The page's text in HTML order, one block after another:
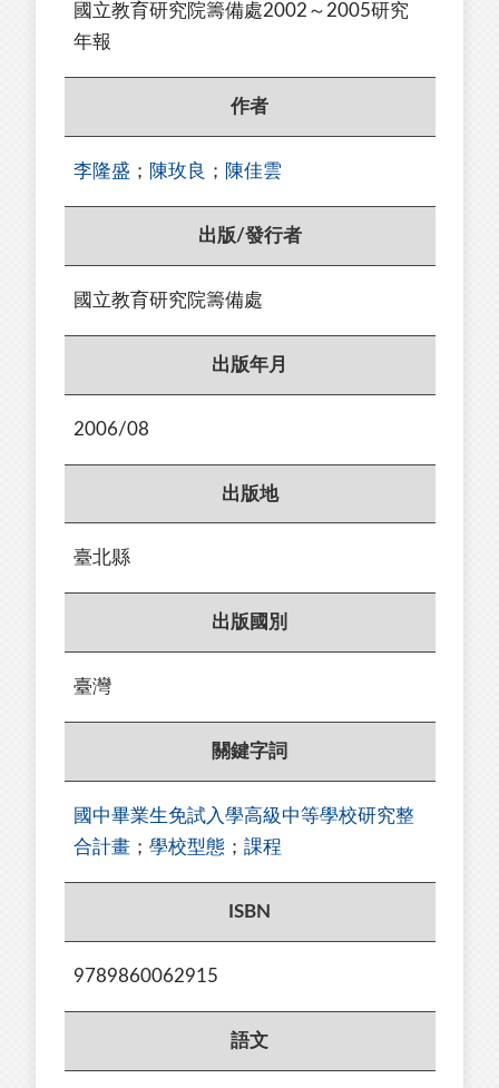
國立教育研究院籌備處2002～2005研究
年報
作者
李隆盛 ； 陳玫良 ； 陳佳雲
出版/發行者
國立教育研究院籌備處
出版年月
2006/08
出版地
臺北縣
出版國別
臺灣
關鍵字詞
國中畢業生免試入學高級中等學校研究整
合計畫 ； 學校型態 ； 課程
ISBN
9789860062915
語文